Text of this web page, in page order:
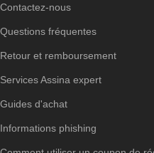
Contactez-nous
Questions fréquentes
Retour et remboursement
Services Assina expert
Guides d'achat
Informations phishing